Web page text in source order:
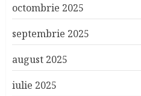
octombrie 2025
septembrie 2025
august 2025
iulie 2025